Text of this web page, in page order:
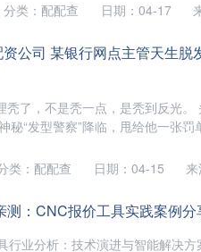
日期：04-17
分类： 配配查
公司 某银行网点主管天生脱
秃了，不是秃一点，是秃到反光
秘“发型警察”降临，甩给他一张
日期：04-15
类： 配配查
测：CNC报价工具实践案例分
行业分析：技术演进与智能解决